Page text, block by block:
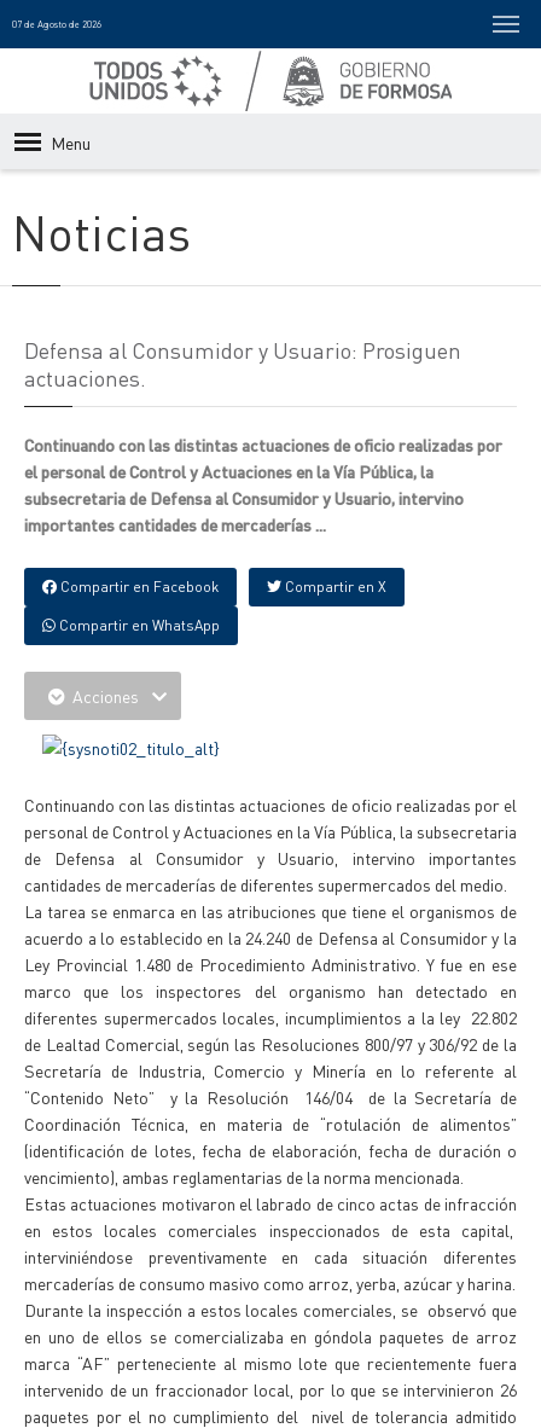
07 de Agosto de 2026
Menu
Noticias
Defensa al Consumidor y Usuario: Prosiguen
actuaciones.
Continuando con las distintas actuaciones de oficio realizadas por
el personal de Control y Actuaciones en la Vía Pública, la
subsecretaria de Defensa al Consumidor y Usuario, intervino
importantes cantidades de mercaderías ...
Compartir en Facebook Compartir en X
Compartir en WhatsApp
Acciones
Continuando con las distintas actuaciones de oficio realizadas por el
personal de Control y Actuaciones en la Vía Pública, la subsecretaria
de Defensa al Consumidor y Usuario, intervino importantes
cantidades de mercaderías de diferentes supermercados del medio.
La tarea se enmarca en las atribuciones que tiene el organismos de
acuerdo a lo establecido en la 24.240 de Defensa al Consumidor y la
Ley Provincial 1.480 de Procedimiento Administrativo. Y fue en ese
marco que los inspectores del organismo han detectado en
diferentes supermercados locales, incumplimientos a la ley 22.802
de Lealtad Comercial, según las Resoluciones 800/97 y 306/92 de la
Secretaría de Industria, Comercio y Minería en lo referente al
“Contenido Neto” y la Resolución 146/04 de la Secretaría de
Coordinación Técnica, en materia de “rotulación de alimentos”
(identificación de lotes, fecha de elaboración, fecha de duración o
vencimiento), ambas reglamentarias de la norma mencionada.
Estas actuaciones motivaron el labrado de cinco actas de infracción
en estos locales comerciales inspeccionados de esta capital,
interviniéndose preventivamente en cada situación diferentes
mercaderías de consumo masivo como arroz, yerba, azúcar y harina.
Durante la inspección a estos locales comerciales, se observó que
en uno de ellos se comercializaba en góndola paquetes de arroz
marca “AF” perteneciente al mismo lote que recientemente fuera
intervenido de un fraccionador local, por lo que se intervinieron 26
paquetes por el no cumplimiento del nivel de tolerancia admitido